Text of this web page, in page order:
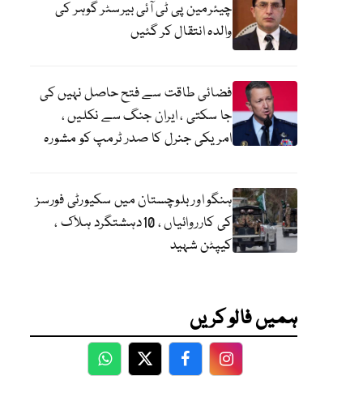
چیئرمین پی ٹی آئی بیرسٹر گوہر کی
والدہ انتقال کر گئیں
فضائی طاقت سے فتح حاصل نہیں کی
جا سکتی ، ایران جنگ سے نکلیں ،
امریکی جنرل کا صدر ٹرمپ کو مشورہ
ہنگو اور بلوچستان میں سکیورٹی فورسز
کی کارروائیاں ، 10دہشتگرد ہلاک ،
کیپٹن شہید
ہمیں فالو کریں
WhatsApp
TwitterFacebookFacebook